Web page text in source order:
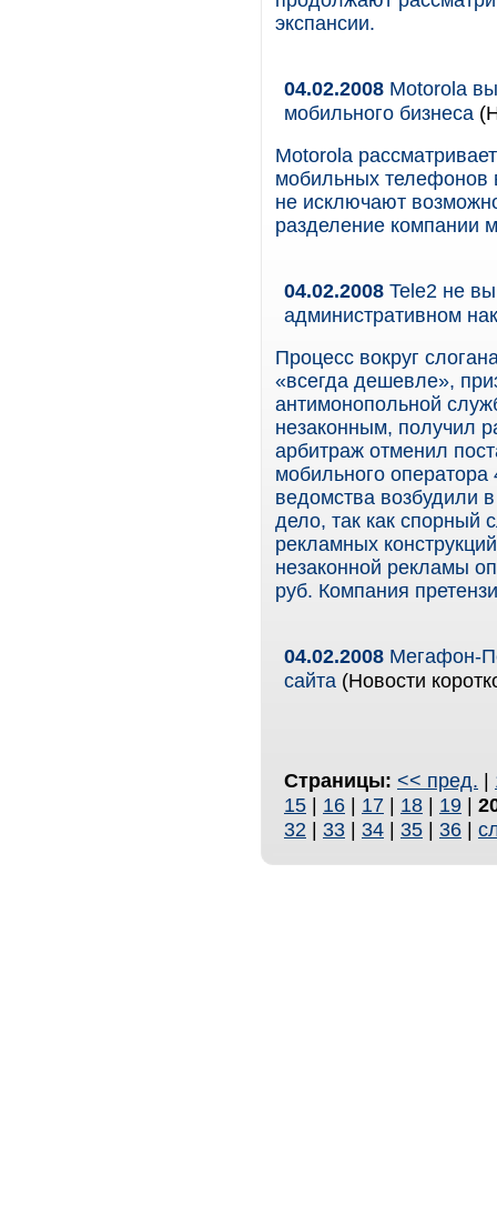
экспансии.
04.02.2008 Motorola
мобильного бизнеса
Motorola
мобильных телефонов
не исключают
разделение компании
04.02.2008 Tele2 не
административном
Процесс вокруг
«всегда дешевле»,
антимонопольной
незаконным, получил
арбитраж отменил
мобильного
ведомства возбудили
дело, так как спорный
рекламных
незаконной рекламы
руб. Компания
04.02.2008 Мегафон-
сайта (Новости
Страницы: << пред. |
15 | 16 | 17 | 18 | 19 |
32 | 33 | 34 | 35 | 36 |